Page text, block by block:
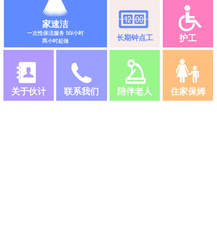
家速洁
一次性保洁服务 50/小时
两小时起做
长期钟点工 护工
关于伙计 联系我们 陪伴老人 住家保姆